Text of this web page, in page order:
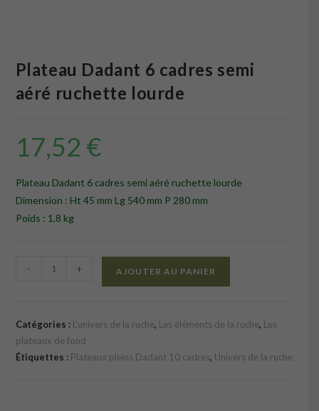
Plateau Dadant 6 cadres semi
aéré ruchette lourde
17,52 €
Plateau Dadant 6 cadres semi aéré ruchette lourde
Dimension : Ht 45 mm Lg 540 mm P 280 mm
Poids : 1,8 kg
quantité
cadres
- + AJOUTER AU PANIER
Catégories : L'univers de la ruche, Les éléments de la ruche, Les
plateaux de fond
Étiquettes : Plateaux pleins Dadant 10 cadres, Univers de la ruche